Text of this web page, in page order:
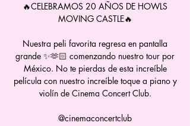
🔥CELEBRAMOS 20 AÑOS DE HOWLS
MOVING CASTLE🔥
Nuestra peli favorita regresa en pantalla
grande ✨🫶🏻 comenzando nuestro tour por
México. No te pierdas de esta increíble
película con nuestro increíble toque a piano y
violín de Cinema Concert Club.
@cinemaconcertclub